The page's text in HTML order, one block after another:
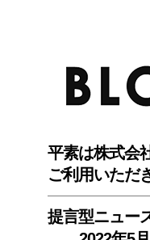
平素は株式会
ご利用いただ
提言型ニュー